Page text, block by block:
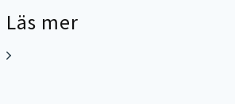
Läs mer